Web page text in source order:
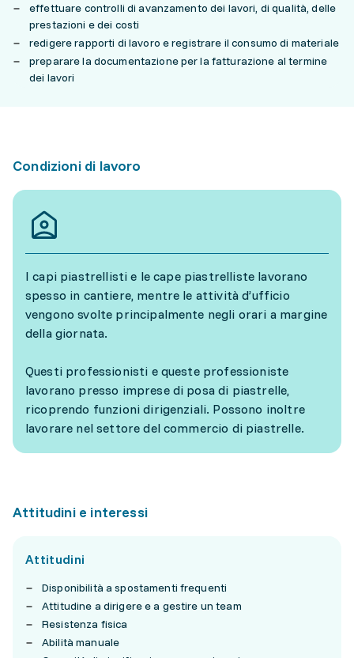
effettuare controlli di avanzamento dei lavori, di qualità, delle
prestazioni e dei costi
redigere rapporti di lavoro e registrare il consumo di materiale
preparare la documentazione per la fatturazione al termine
dei lavori
Condizioni di lavoro
I capi piastrellisti e le cape piastrelliste lavorano
spesso in cantiere, mentre le attività d’ufficio
vengono svolte principalmente negli orari a margine
della giornata.
Questi professionisti e queste professioniste
lavorano presso imprese di posa di piastrelle,
ricoprendo funzioni dirigenziali. Possono inoltre
lavorare nel settore del commercio di piastrelle.
Attitudini e interessi
Attitudini
Disponibilità a spostamenti frequenti
Attitudine a dirigere e a gestire un team
Resistenza fisica
Abilità manuale